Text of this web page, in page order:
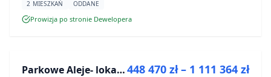
2 MIESZKAŃ ODDANE
Prowizja po stronie Dewelopera
INWESTYCJA Parkowe Aleje- lokale usługowe448 470 zł – 1 111 364 zł